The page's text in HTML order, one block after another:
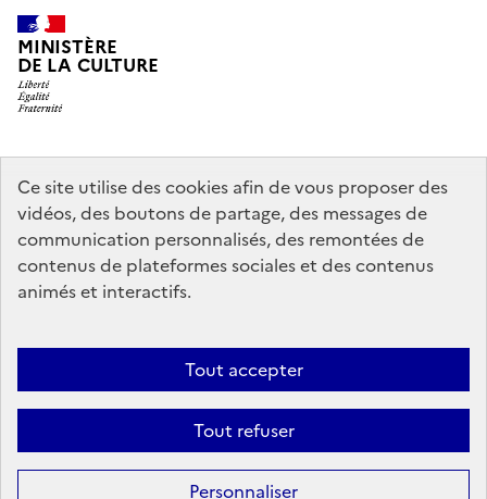
Ce site utilise des cookies afin de vous proposer des
vidéos, des boutons de partage, des messages de
communication personnalisés, des remontées de
contenus de plateformes sociales et des contenus
animés et interactifs.
Tout accepter
Tout refuser
Personnaliser
MINISTÈRE
DE LA CULTURE
legifrance.gouv.fr
info.gouv.fr
service-public.gouv.fr
data.gouv.fr
Politique d’utilisation des témoins de connexion (cookies)
Sauf mention contraire, tous les contenus de ce site sont sous